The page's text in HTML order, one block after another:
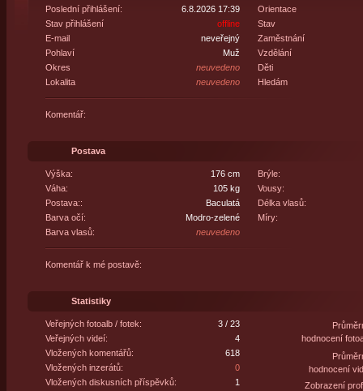
Poslední přihlášení:
6.8.2026 17:39
Stav přihlášení
offline
E-mail
neveřejný
Pohlaví
Muž
Okres
neuvedeno
Lokalita
neuvedeno
Orientace
Stav
Zaměstnání
Vzdělání
Děti
Hledám
Komentář:
Postava
Výška:
176 cm
Váha:
105 kg
Postava::
Baculatá
Barva očí:
Modro-zelené
Barva vlasů:
neuvedeno
Brýle:
Vousy:
Délka vlasů:
Míry:
Komentář k mé postavě:
Statistiky
Veřejných fotoalb / fotek:
3 / 23
Veřejných videí:
4
Vložených komentářů:
618
Vložených inzerátů:
0
Vložených diskusních příspěvků:
1
hodnocení
hodnocení
Zobrazení